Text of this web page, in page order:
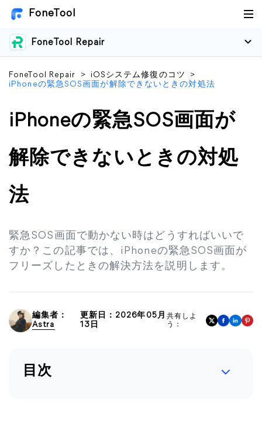
FoneTool
FoneTool Repair
FoneTool Repair > iOSシステム修復のコツ
>
iPhoneの緊急SOS画面が解除できないときの対処法
iPhoneの緊急SOS画面が
解除できないときの対処
法
緊急SOS画面で動かない時はどうすればいいで
すか？この記事では、iPhoneの緊急SOS画面が
フリーズしたときの解決方法を説明します。
編集者：
Astra
更新日：2026年05月
13日
共有しよ
う：
目次